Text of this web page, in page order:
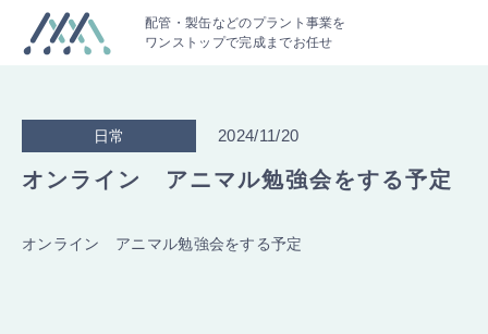
配管・製缶などのプラント事業を
ワンストップで完成までお任せ
日常 2024/11/20
オンライン アニマル勉強会をする予定
オンライン アニマル勉強会をする予定